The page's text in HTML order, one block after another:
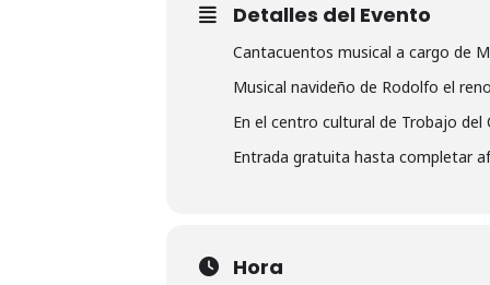
Detalles del Evento
Cantacuentos musical a cargo de
Musical navideño de Rodolfo el
En el centro cultural de Trobajo del
Entrada gratuita hasta completar
Hora